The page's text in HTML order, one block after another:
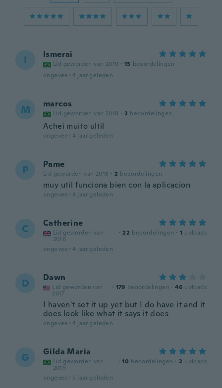
I Ismerai
Lid geworden van 2019 · 13 beoordelingen
ongeveer 4 jaar geleden
M marcos
Lid geworden van 2018 · 2 beoordelingen
Achei muito ultil
ongeveer 4 jaar geleden
P Pame
Lid geworden van 2018 · 2 beoordelingen
muy util funciona bien con la aplicacion
ongeveer 4 jaar geleden
C Catherine
Lid geworden van
2016
· 22 beoordelingen · 1 uploads
ongeveer 4 jaar geleden
D Dawn
Lid geworden van
2017
· 179 beoordelingen · 46 uploads
I haven't set it up yet but I do have it and it
does look like what it says it does
ongeveer 4 jaar geleden
G Gilda Maria
Lid geworden van
2019
· 10 beoordelingen · 2 uploads
ongeveer 5 jaar geleden